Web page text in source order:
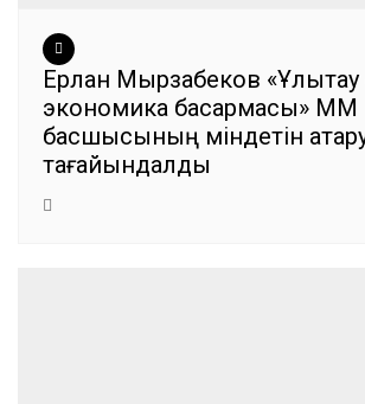
Ерлан Мырзабеков
экономика басқармасы» ММ
басшысының міндетін
тағайындалды